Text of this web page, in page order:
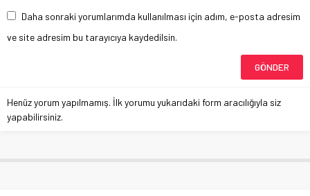
Daha sonraki yorumlarımda kullanılması için adım, e-posta adresim
ve site adresim bu tarayıcıya kaydedilsin.
Henüz yorum yapılmamış. İlk yorumu yukarıdaki form aracılığıyla siz
yapabilirsiniz.